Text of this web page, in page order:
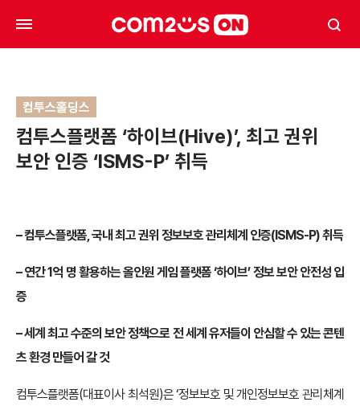
컴투스홀딩스
컴투스플랫폼 ‘하이브(Hive)’, 최고 권위
보안 인증 ‘ISMS-P’ 취득
–컴투스플랫폼, 국내 최고 권위 정보보호 관리체계 인증(ISMS-P) 취득
–연간 1억 명 활용하는 올인원 게임 플랫폼 ‘하이브’ 정보 보안 안전성 입
증
–세계 최고 수준의 보안 정책으로 전 세계 유저들이 안심할 수 있는 콘텐
츠 환경 만들어 갈 것
컴투스플랫폼(대표이사 최석원)은 ‘정보보호 및 개인정보보호 관리체계